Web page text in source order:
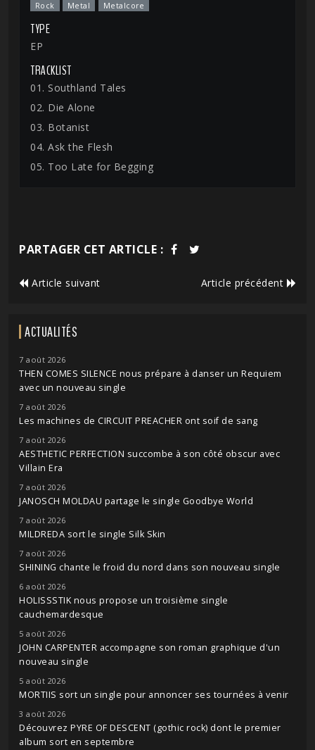
Rock Metal Metalcore
TYPE
EP
TRACKLIST
01. Southland Tales
02. Die Alone
03. Botanist
04. Ask the Flesh
05. Too Late for Begging
PARTAGER CET ARTICLE :
Article suivant Article précédent
ACTUALITÉS
7 août 2026
THEN COMES SILENCE nous prépare à danser un Requiem
avec un nouveau single
7 août 2026
Les machines de CIRCUIT PREACHER ont soif de sang
7 août 2026
AESTHETIC PERFECTION succombe à son côté obscur avec
Villain Era
7 août 2026
JANOSCH MOLDAU partage le single Goodbye World
7 août 2026
MILDREDA sort le single Silk Skin
7 août 2026
SHINING chante le froid du nord dans son nouveau single
6 août 2026
HOLISSSTIK nous propose un troisième single
cauchemardesque
5 août 2026
JOHN CARPENTER accompagne son roman graphique d'un
nouveau single
5 août 2026
MORTIIS sort un single pour annoncer ses tournées à venir
3 août 2026
Découvrez PYRE OF DESCENT (gothic rock) dont le premier
album sort en septembre